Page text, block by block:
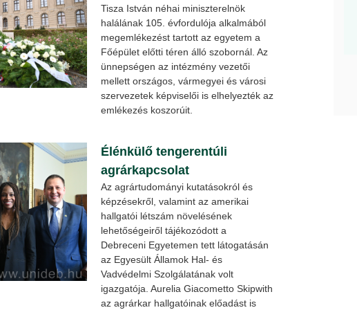
Tisza István néhai miniszterelnök
halálának 105. évfordulója alkalmából
megemlékezést tartott az egyetem a
Főépület előtti téren álló szobornál. Az
ünnepségen az intézmény vezetői
mellett országos, vármegyei és városi
szervezetek képviselői is elhelyezték az
emlékezés koszorúit.
Élénkülő tengerentúli
agrárkapcsolat
Az agrártudományi kutatásokról és
képzésekről, valamint az amerikai
hallgatói létszám növelésének
lehetőségeiről tájékozódott a
Debreceni Egyetemen tett látogatásán
az Egyesült Államok Hal- és
Vadvédelmi Szolgálatának volt
igazgatója. Aurelia Giacometto Skipwith
az agrárkar hallgatóinak előadást is